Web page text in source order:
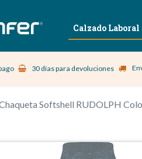
Laboral Calzado Laboral
30 días para devoluciones
Softshell RUDOLPH